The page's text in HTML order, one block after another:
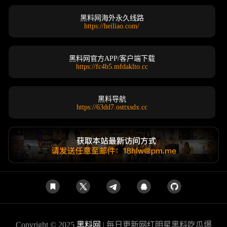
黑料网海外永久线路
https://heiliao.com/
黑料网官方APP/客户端下载
https://fc4b5.mfdaklto.cc
黑料导航
https://63dd7.osttxsdx.cc
Copyright © 2025 黑料网 | 每日更新网红明星黑料吃瓜爆